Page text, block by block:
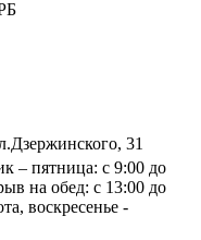
31
– пятница: с 9:00 до
на обед: с 13:00 до
воскресенье -